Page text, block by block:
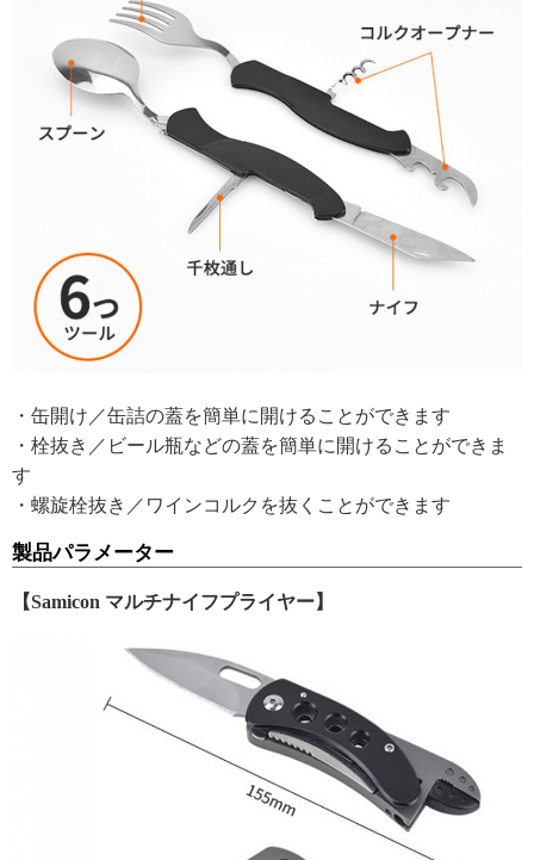
・缶開け／缶詰の蓋を簡単に開けることができます
・栓抜き／ビール瓶などの蓋を簡単に開けることができま
す
・螺旋栓抜き／ワインコルクを抜くことができます
製品パラメーター
【Samicon マルチナイフプライヤー】